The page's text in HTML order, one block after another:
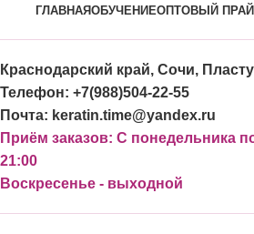
ГЛАВНАЯОБУЧЕНИЕОПТОВЫЙ
Краснодарский край, Сочи,
Телефон: +7(988)504-22-55
Почта: keratin.time@yandex.ru
Приём заказов: С понедельника
21:00
Воскресенье - выходной